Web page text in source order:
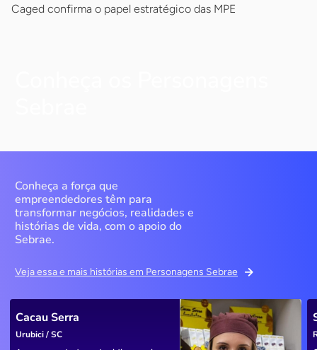
Caged confirma o papel estratégico das MPE
Conheça a força que
empreendedores têm para
transformar negócios, realidades e
histórias de vida, com o apoio do
Sebrae.
Veja essa e mais histórias em Personagens Sebrae
Cacau Serra
Urubici / SC